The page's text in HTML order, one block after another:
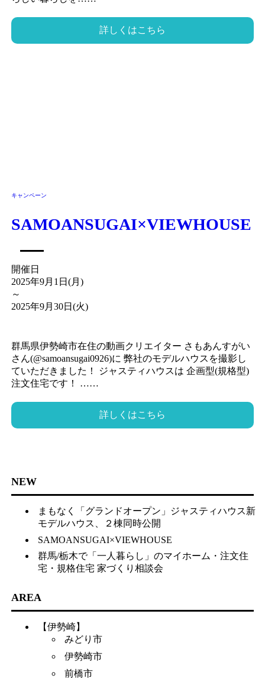
詳しくはこちら
キャンペーン
SAMOANSUGAI×VIEWHOUSE
開催日
2025年9月1日(月)
～
2025年9月30日(火)
群馬県伊勢崎市在住の動画クリエイター さもあんすがい
さん(@samoansugai0926)に 弊社のモデルハウスを撮影し
ていただきました！ ジャスティハウスは 企画型(規格型)
注文住宅です！ ……
詳しくはこちら
NEW
まもなく「グランドオープン」ジャスティハウス新
モデルハウス、２棟同時公開
SAMOANSUGAI×VIEWHOUSE
群馬/栃木で「一人暮らし」のマイホーム・注文住
宅・規格住宅 家づくり相談会
AREA
【伊勢崎】
みどり市
伊勢崎市
前橋市